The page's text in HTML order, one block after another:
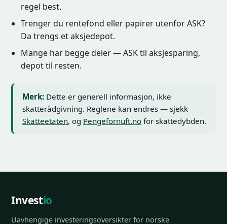
regel best.
Trenger du rentefond eller papirer utenfor ASK?
Da trengs et aksjedepot.
Mange har begge deler — ASK til aksjesparing,
depot til resten.
Merk: Dette er generell informasjon, ikke
skatterådgivning. Reglene kan endres — sjekk
Skatteetaten, og Pengefornuft.no for skattedybden.
Investio
Uavhengige investeringsoversikter for norske